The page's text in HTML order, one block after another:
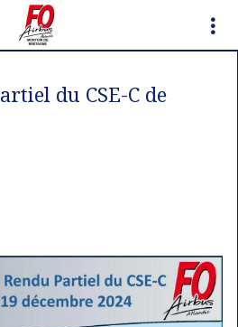
du CSE-C de